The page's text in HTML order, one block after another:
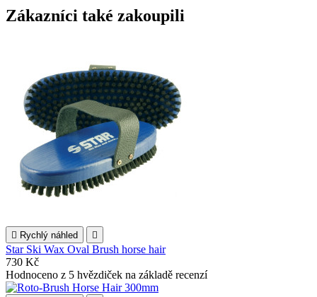
Zákazníci také zakoupili
 Rychlý náhled 
Star Ski Wax Oval Brush horse hair
730 Kč
Hodnoceno z 5 hvězdiček na základě recenzí